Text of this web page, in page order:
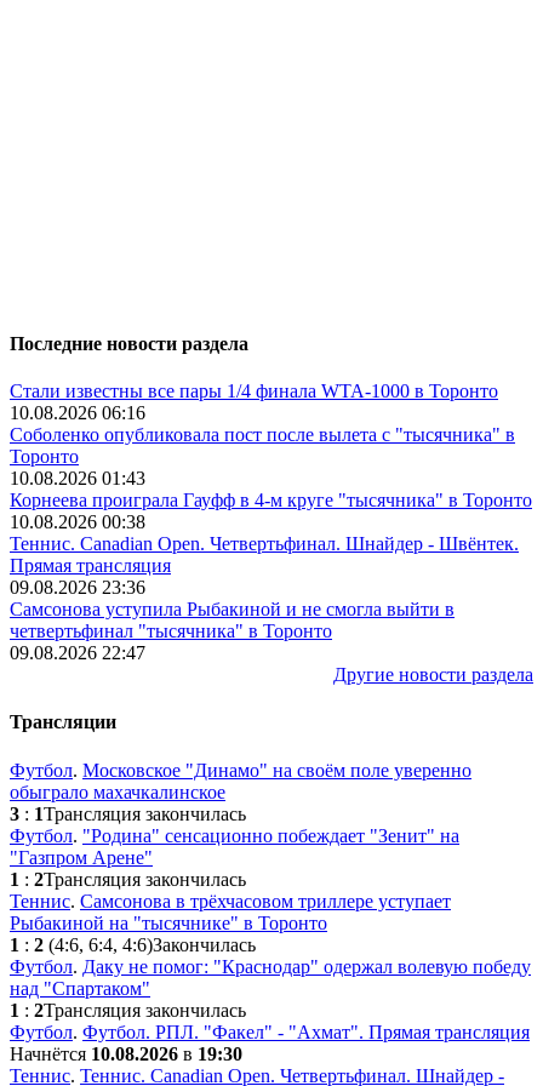
Последние новости раздела
Стали известны все пары 1/4 финала WTA-1000 в Торонто
10.08.2026 06:16
Соболенко опубликовала пост после вылета с "тысячника" в
Торонто
10.08.2026 01:43
Корнеева проиграла Гауфф в 4-м круге "тысячника" в Торонто
10.08.2026 00:38
Теннис. Canadian Open. Четвертьфинал. Шнайдер - Швёнтек.
Прямая трансляция
09.08.2026 23:36
Самсонова уступила Рыбакиной и не смогла выйти в
четвертьфинал "тысячника" в Торонто
09.08.2026 22:47
Другие новости раздела
Трансляции
Футбол. Московское "Динамо" на своём поле уверенно
обыграло махачкалинское
3 : 1Трансляция закончилась
Футбол. "Родина" сенсационно побеждает "Зенит" на
"Газпром Арене"
1 : 2Трансляция закончилась
Теннис. Самсонова в трёхчасовом триллере уступает
Рыбакиной на "тысячнике" в Торонто
1 : 2 (4:6, 6:4, 4:6)Закончилась
Футбол. Даку не помог: "Краснодар" одержал волевую победу
над "Спартаком"
1 : 2Трансляция закончилась
Футбол. Футбол. РПЛ. "Факел" - "Ахмат". Прямая трансляция
Начнётся 10.08.2026 в 19:30
Теннис. Теннис. Canadian Open. Четвертьфинал. Шнайдер -